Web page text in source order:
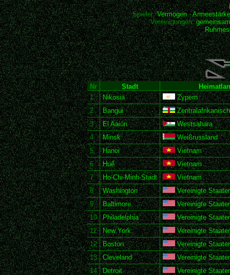
Spieler:Vermögen-Armeestärke
Vereinigungen:
Nr Stadt
1
Nikosia
Zypern
2
Bangui
3
El Aaiún
Westsahara
4
Minsk
Weißrussland
5
Hanoi
Vietnam
6
Huế
Vietnam
7
Ho-Chi-Minh-Stadt
Vietnam
8
Washington
Vereinigte
9
Baltimore
Vereinigte
10
Philadelphia
Vereinigte
11
New York
Vereinigte
12
Boston
Vereinigte
13
Cleveland
Vereinigte
14
Detroit
Vereinigte